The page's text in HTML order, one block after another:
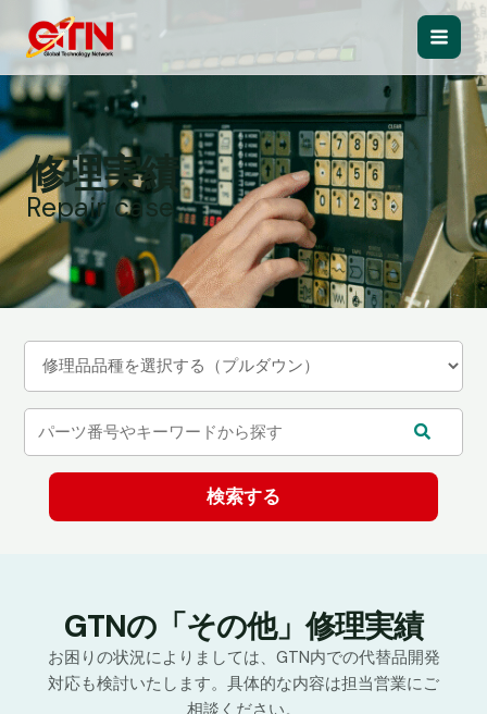
ス
キ
ッ
プ
Main
修理実績
Repair case
GTNの「その他」修理実績
お困りの状況によりましては、GTN内での代替品開発
対応も検討いたします。具体的な内容は担当営業にご
相談ください。